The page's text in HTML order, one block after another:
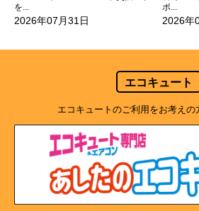
を...
2026年07月31日
ポ...
2026年
エコキュート
エコキュートのご利用をお考えの